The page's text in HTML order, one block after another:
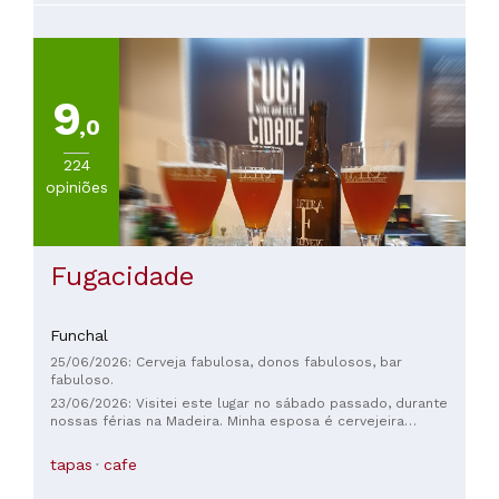
9,0
224
opiniões
Fugacidade
Funchal
25/06/2026: Cerveja fabulosa, donos fabulosos, bar
fabuloso.
23/06/2026: Visitei este lugar no sábado passado, durante
nossas férias na Madeira. Minha esposa é cervejeira
mais incomuns e interessantes. A FugaCidade é uma joia rara!
Atrás do balcão estava o proprietário, que dedicou um
tapas cafe